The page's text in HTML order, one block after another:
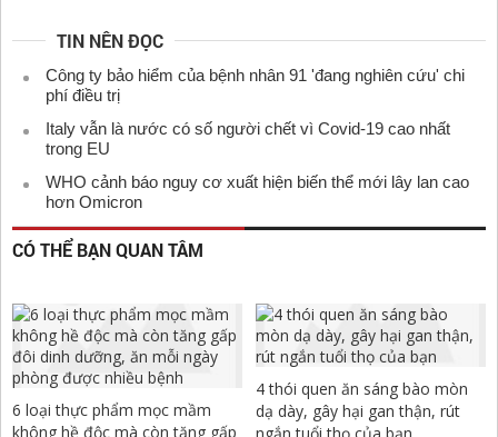
TIN NÊN ĐỌC
Công ty bảo hiểm của bệnh nhân 91 'đang nghiên cứu' chi
phí điều trị
Italy vẫn là nước có số người chết vì Covid-19 cao nhất
trong EU
WHO cảnh báo nguy cơ xuất hiện biến thể mới lây lan cao
hơn Omicron
CÓ THỂ BẠN QUAN TÂM
6 loại thực phẩm mọc mầm
không hề độc mà còn tăng gấp
4 thói quen ăn sáng bào mòn
dạ dày, gây hại gan thận, rút